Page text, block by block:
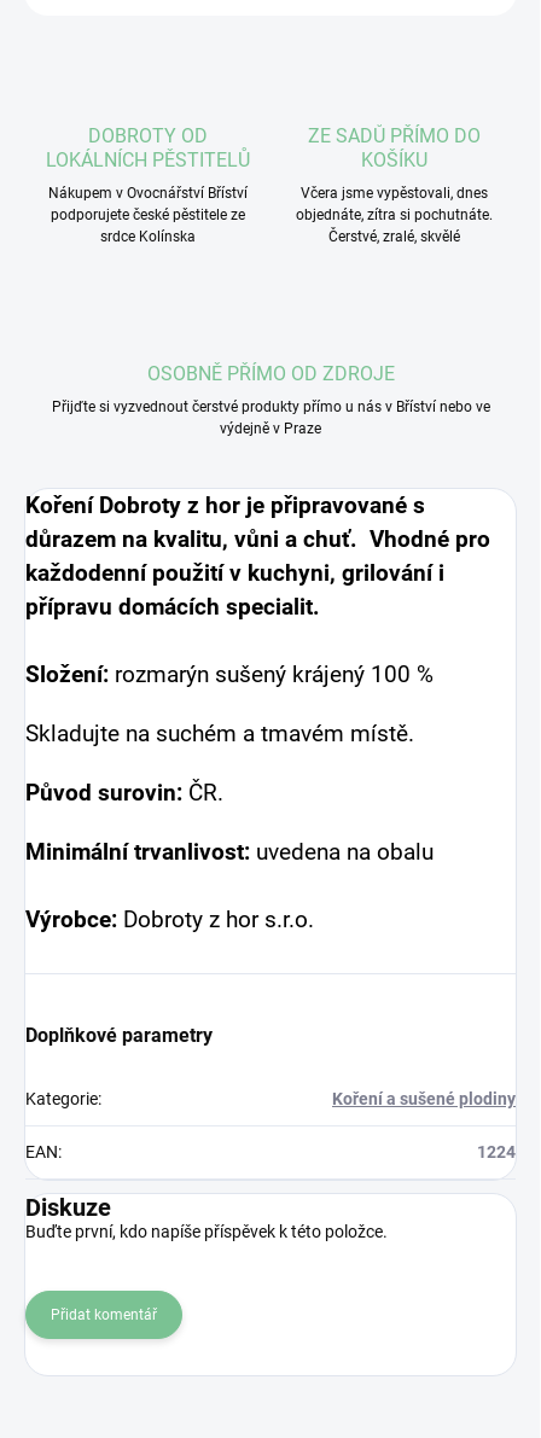
DOBROTY OD
LOKÁLNÍCH PĚSTITELŮ
Nákupem v Ovocnářství Bříství
podporujete české pěstitele ze
srdce Kolínska
ZE SADŮ PŘÍMO DO
KOŠÍKU
Včera jsme vypěstovali, dnes
objednáte, zítra si pochutnáte.
Čerstvé, zralé, skvělé
OSOBNĚ PŘÍMO OD ZDROJE
Přijďte si vyzvednout čerstvé produkty přímo u nás v Bříství nebo ve
výdejně v Praze
Koření Dobroty z hor je připravované s
důrazem na kvalitu, vůni a chuť. Vhodné pro
každodenní použití v kuchyni, grilování i
přípravu domácích specialit.
Složení: rozmarýn sušený krájený 100 %
Skladujte na suchém a tmavém místě.
Původ surovin: ČR.
Minimální trvanlivost: uvedena na obalu
Výrobce: Dobroty z hor s.r.o.
Doplňkové parametry
Kategorie: Koření a sušené plodiny
EAN: 1224
Diskuze
Buďte první, kdo napíše příspěvek k této položce.
Přidat komentář